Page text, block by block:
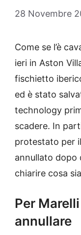
28 Novembre
Come se l’è
ieri in Aston
fischietto
ed è stato
technology
scadere. In
protestato per
annullato dopo
chiarire cosa
Per
annullare